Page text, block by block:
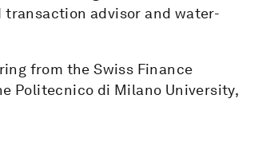
transaction advisor and water-
from the Swiss Finance
Politecnico di Milano University,